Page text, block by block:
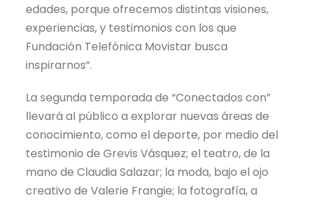
edades, porque ofrecemos distintas visiones,
experiencias, y testimonios con los que
Fundación Telefónica Movistar busca
inspirarnos”.
La segunda temporada de “Conectados con”
llevará al público a explorar nuevas áreas de
conocimiento, como el deporte, por medio del
testimonio de Grevis Vásquez; el teatro, de la
mano de Claudia Salazar; la moda, bajo el ojo
creativo de Valerie Frangie; la fotografía, a